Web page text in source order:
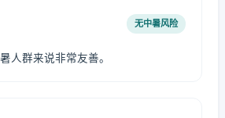
无中暑风险
人群来说非常友善。